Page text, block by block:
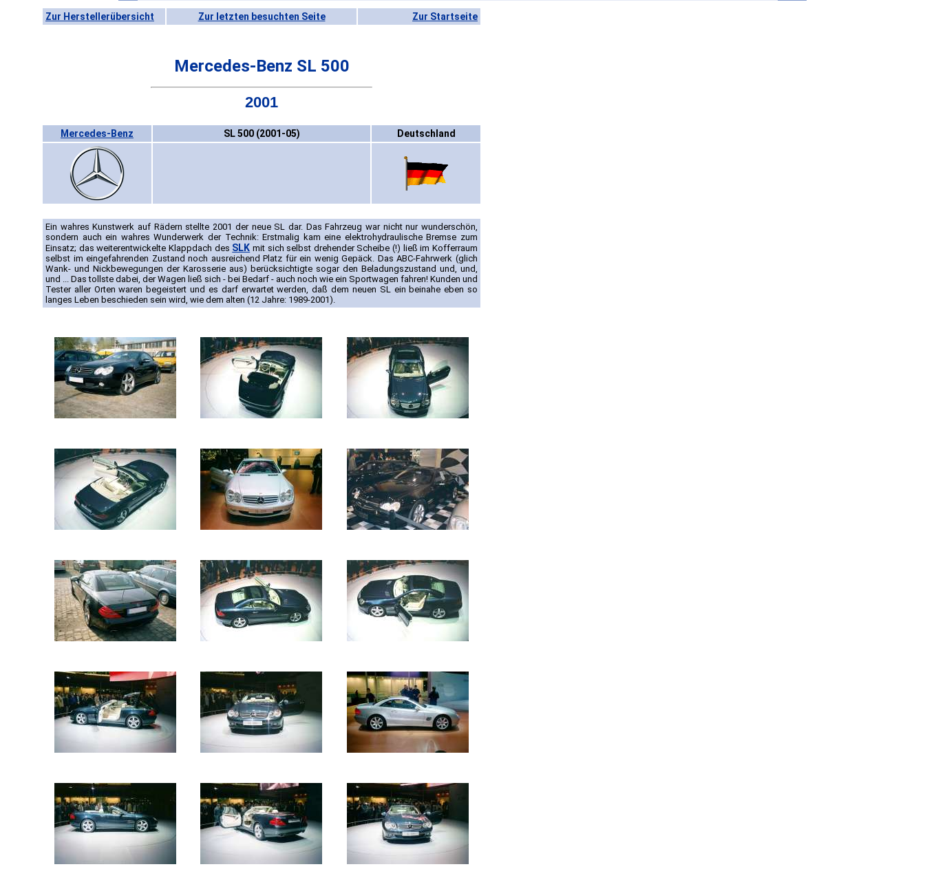
Zur Herstellerübersicht Zur letzten besuchten Seite Zur Startseite
Mercedes-Benz SL 500
2001
Mercedes-Benz SL 500 (2001-05) Deutschland
Ein wahres Kunstwerk auf Rädern stellte 2001 der neue SL dar. Das Fahrzeug war nicht nur wunderschön,
sondern auch ein wahres Wunderwerk der Technik: Erstmalig kam eine elektrohydraulische Bremse zum
Einsatz; das weiterentwickelte Klappdach des SLK mit sich selbst drehender Scheibe (!) ließ im Kofferraum
selbst im eingefahrenden Zustand noch ausreichend Platz für ein wenig Gepäck. Das ABC-Fahrwerk (glich
Wank- und Nickbewegungen der Karosserie aus) berücksichtigte sogar den Beladungszustand und, und,
und ... Das tollste dabei, der Wagen ließ sich - bei Bedarf - auch noch wie ein Sportwagen fahren! Kunden und
Tester aller Orten waren begeistert und es darf erwartet werden, daß dem neuen SL ein beinahe eben so
langes Leben beschieden sein wird, wie dem alten (12 Jahre: 1989-2001).